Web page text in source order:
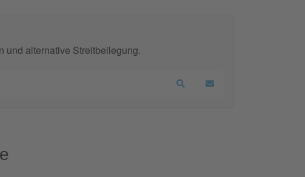
und alternative Streitbeilegung.
SearchUpdates abonnieren